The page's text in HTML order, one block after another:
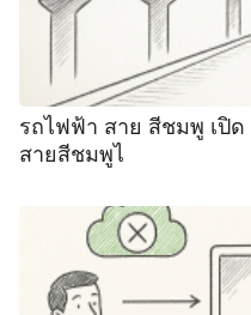
รถไฟฟ้า สาย สีชมพู เปิ
สายสีชมพูไ